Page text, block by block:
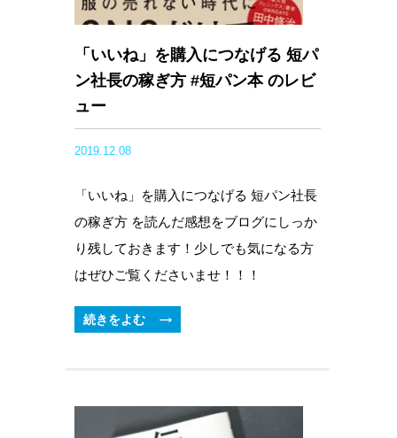
「いいね」を購入につなげる 短パ
ン社長の稼ぎ方 #短パン本 のレビ
ュー
2019.12.08
「いいね」を購入につなげる 短パン社長
の稼ぎ方 を読んだ感想をブログにしっか
り残しておきます！少しでも気になる方
はぜひご覧くださいませ！！！
続きをよむ